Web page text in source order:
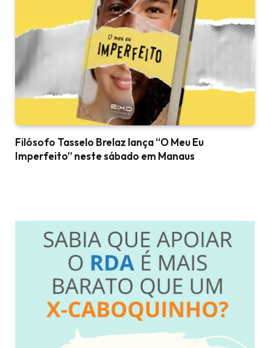
Filósofo Tasselo Brelaz lança “O Meu Eu
Imperfeito” neste sábado em Manaus